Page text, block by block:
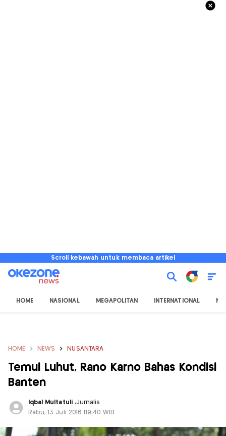
Scroll kebawah untuk membaca artikel
HOME NASIONAL MEGAPOLITAN INTERNATIONAL
HOME NEWS NUSANTARA
Temui Luhut, Rano Karno Bahas Kondisi
Banten
Iqbal Multatuli ,Jurnalis
Rabu, 13 Juli 2016 |19:40 WIB